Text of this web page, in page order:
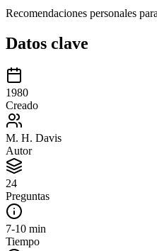
Recomendaciones personales
Datos clave
1980
Creado
M. H. Davis
Autor
24
Preguntas
7-10 min
Tiempo